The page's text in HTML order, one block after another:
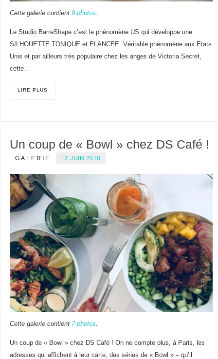
Cette galerie contient 9 photos
Le Studio BarreShape c’est le phénomène US qui développe une
SILHOUETTE TONIQUE et ELANCEE. Véritable phénomène aux Etats
Unis et par ailleurs très populaire chez les anges de Victoria Secret,
cette…
LIRE PLUS
Un coup de « Bowl » chez DS Café !
GALERIE 12 JUIN 2018
Cette galerie contient 7 photos.
Un coup de « Bowl » chez DS Café ! On ne compte plus, à Paris, les
adresses qui affichent à leur carte, des séries de « Bowl » – qu’il